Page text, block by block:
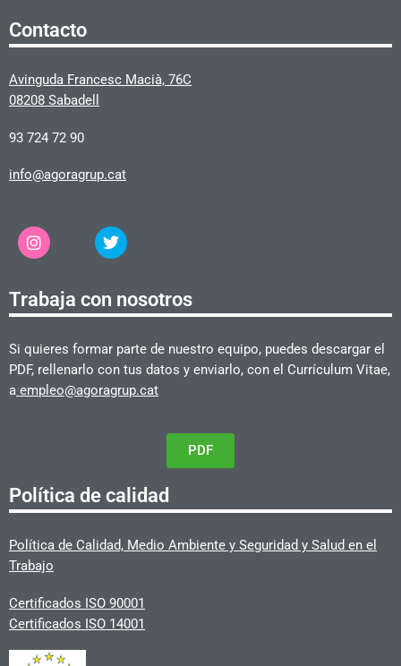
Contacto
Avinguda Francesc Macià, 76C
08208 Sabadell
93 724 72 90
info@agoragrup.cat
Trabaja con nosotros
Si quieres formar parte de nuestro equipo, puedes descargar el
PDF, rellenarlo con tus datos y enviarlo, con el Currículum Vitae,
a empleo@agoragrup.cat
PDF
Política de calidad
Política de Calidad, Medio Ambiente y Seguridad y Salud en el
Trabajo
Certificados ISO 90001
Certificados ISO 14001